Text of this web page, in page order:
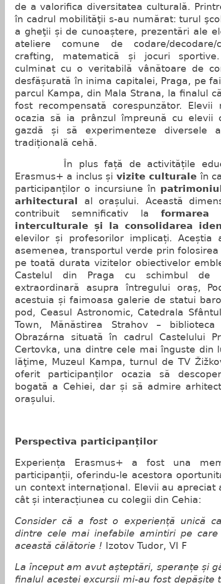
de a valorifica diversitatea culturală.
în cadrul mobilităţii s-au numărat: turul
a gheţii și de cunoaștere, prezentări ale
ateliere comune de codare/
crafting, matematică și jocuri
culminat cu o veritabilă vânătoare de
desfășurată în inima capitalei, Praga, pe
parcul Kampa, din Mala Strana, la finalul
fost recompensată corespunzător.
ocazia să ia prânzul împreună cu elevii
gazdă și să experimenteze diversele
tradițională cehă.
În plus față de activitățile
Erasmus+ a inclus și vizite culturale în
participanților o incursiune în
arhitectural
al orașului. Această
contribuit semnificativ laformarea
interculturale și la consolidarea
elevilor și profesorilor implicați. Aceștia
asemenea, transportul verde prin
pe toată durata vizitelor obiectivelor
Castelul din Praga cu schimbul de
extraordinară asupra întregului oraș,
acestuia și faimoasa galerie de statui
pod, Ceasul Astronomic, Catedrala
Town, Mănăstirea Strahov –
Obrazárna situată în cadrul Castelului
Certovka, una dintre cele mai înguste din
lăţime, Muzeul Kampa, turnul de TV
oferit participanților ocazia să
bogată a Cehiei, dar și să admire
orașului.
Perspectiva participanților
Experiența Erasmus+ a fost una
participanții, oferindu-le acestora
un context internațional. Elevii au apreciat
cât și interacțiunea cu colegii din Cehia:
Consider că a fost o experiență unică
dintre cele mai inefabile amintiri pe
această călătorie !
Izotov Tudor, VI F
La început am avut așteptări, speranțe și
finalul acestei excursii mi-au fost